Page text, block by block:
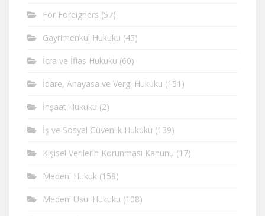
For Foreigners (57)
Gayrimenkul Hukuku (45)
İcra ve İflas Hukuku (60)
İdare, Anayasa ve Vergi Hukuku (151)
İnşaat Hukuku (2)
İş ve Sosyal Güvenlik Hukuku (139)
Kişisel Verilerin Korunması Kanunu (17)
Medeni Hukuk (158)
Medeni Usul Hukuku (108)